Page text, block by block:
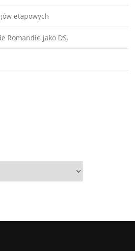
etapowych
Romandie jako DS.